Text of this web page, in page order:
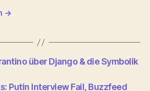
→
über Django & die Symbolik
Putin Interview Fail, Buzzfeed